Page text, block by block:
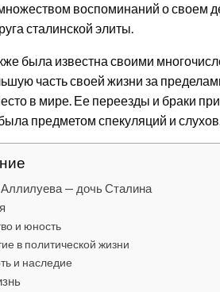
воспоминаний о своем
сталинской элиты.
была известна своими
часть своей жизни за
в мире. Ее переезды и браки
предметом спекуляций и
— дочь Сталина
и юность
в политической жизни
и наследие